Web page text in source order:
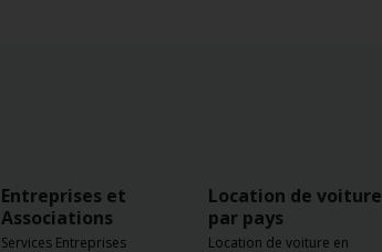
Entreprises et
Associations
Services Entreprises
Location de voiture
par pays
Location de voiture en